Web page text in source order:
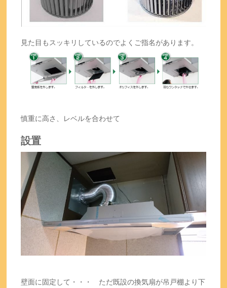
見た目もスッキリしているのでよくご指名があります。
慎重に高さ、レベルを合わせて
設置
壁面に固定して・・・ ただ既設の換気扇が吊戸棚より下